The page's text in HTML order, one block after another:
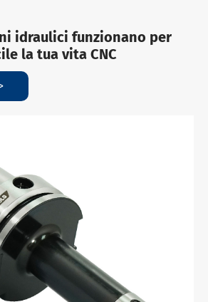
idraulici funzionano per
la tua vita CNC